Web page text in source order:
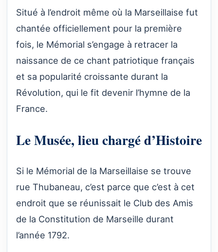
Situé à l’endroit même où la Marseillaise fut
chantée officiellement pour la première
fois, le Mémorial s’engage à retracer la
naissance de ce chant patriotique français
et sa popularité croissante durant la
Révolution, qui le fit devenir l’hymne de la
France.
Le Musée, lieu chargé d’Histoire
Si le Mémorial de la Marseillaise se trouve
rue Thubaneau, c’est parce que c’est à cet
endroit que se réunissait le Club des Amis
de la Constitution de Marseille durant
l’année 1792.